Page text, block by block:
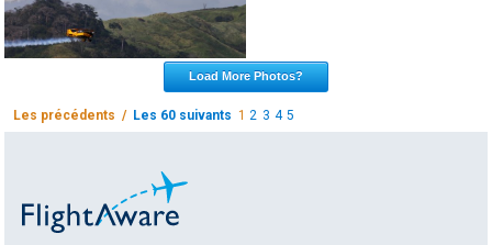
Load More Photos?
Les précédents / Les 60 suivants 1 2 3 4 5